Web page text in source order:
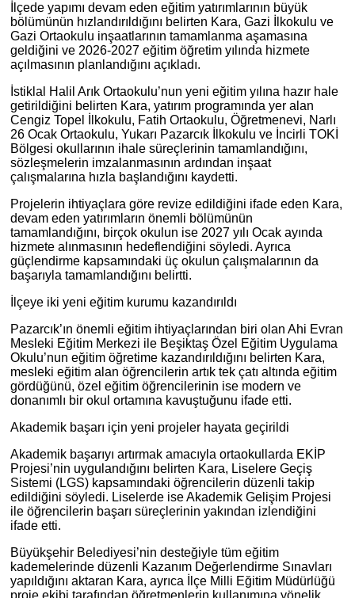
İlçede yapımı devam eden eğitim yatırımlarının büyük
bölümünün hızlandırıldığını belirten Kara, Gazi İlkokulu ve
Gazi Ortaokulu inşaatlarının tamamlanma aşamasına
geldiğini ve 2026-2027 eğitim öğretim yılında hizmete
açılmasının planlandığını açıkladı.
İstiklal Halil Arık Ortaokulu’nun yeni eğitim yılına hazır hale
getirildiğini belirten Kara, yatırım programında yer alan
Cengiz Topel İlkokulu, Fatih Ortaokulu, Öğretmenevi, Narlı
26 Ocak Ortaokulu, Yukarı Pazarcık İlkokulu ve İncirli TOKİ
Bölgesi okullarının ihale süreçlerinin tamamlandığını,
sözleşmelerin imzalanmasının ardından inşaat
çalışmalarına hızla başlandığını kaydetti.
Projelerin ihtiyaçlara göre revize edildiğini ifade eden Kara,
devam eden yatırımların önemli bölümünün
tamamlandığını, birçok okulun ise 2027 yılı Ocak ayında
hizmete alınmasının hedeflendiğini söyledi. Ayrıca
güçlendirme kapsamındaki üç okulun çalışmalarının da
başarıyla tamamlandığını belirtti.
İlçeye iki yeni eğitim kurumu kazandırıldı
Pazarcık’ın önemli eğitim ihtiyaçlarından biri olan Ahi Evran
Mesleki Eğitim Merkezi ile Beşiktaş Özel Eğitim Uygulama
Okulu’nun eğitim öğretime kazandırıldığını belirten Kara,
mesleki eğitim alan öğrencilerin artık tek çatı altında eğitim
gördüğünü, özel eğitim öğrencilerinin ise modern ve
donanımlı bir okul ortamına kavuştuğunu ifade etti.
Akademik başarı için yeni projeler hayata geçirildi
Akademik başarıyı artırmak amacıyla ortaokullarda EKİP
Projesi’nin uygulandığını belirten Kara, Liselere Geçiş
Sistemi (LGS) kapsamındaki öğrencilerin düzenli takip
edildiğini söyledi. Liselerde ise Akademik Gelişim Projesi
ile öğrencilerin başarı süreçlerinin yakından izlendiğini
ifade etti.
Büyükşehir Belediyesi’nin desteğiyle tüm eğitim
kademelerinde düzenli Kazanım Değerlendirme Sınavları
yapıldığını aktaran Kara, ayrıca İlçe Milli Eğitim Müdürlüğü
proje ekibi tarafından öğretmenlerin kullanımına yönelik